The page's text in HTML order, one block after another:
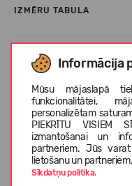
Informācija
Mūsu mājaslapā
funkcionalitātei,
personalizētam
PIEKRĪTU VISIEM
izmantošanai un
partneriem. Jūs
lietošanu un
Sīkdatņu politika.
IZMĒRU TABULA
KOPŠANAS
PAR REIMA
KLIENTU ATSAUKSMES